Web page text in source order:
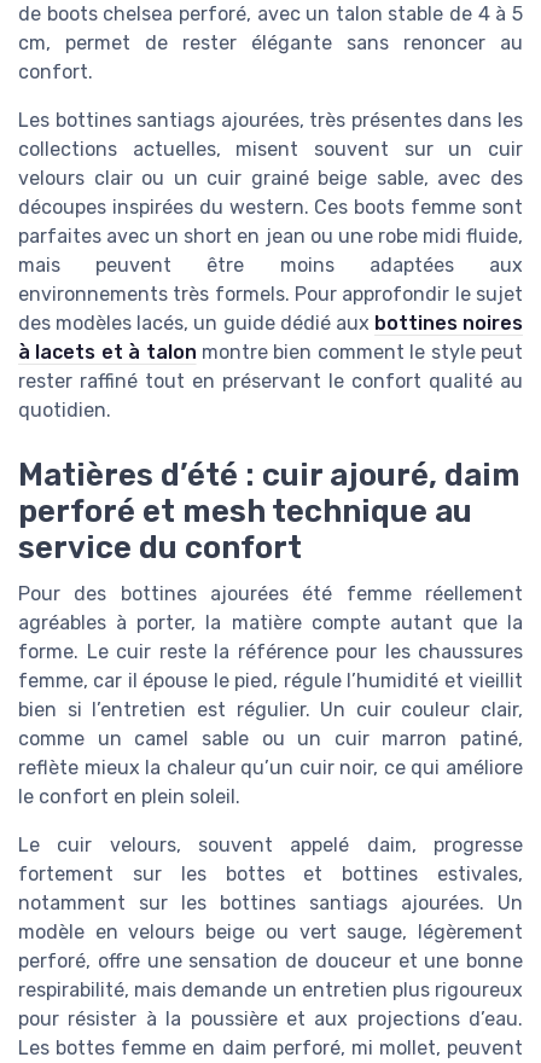
de boots chelsea perforé, avec un talon stable de 4 à 5
cm, permet de rester élégante sans renoncer au
confort.
Les bottines santiags ajourées, très présentes dans les
collections actuelles, misent souvent sur un cuir
velours clair ou un cuir grainé beige sable, avec des
découpes inspirées du western. Ces boots femme sont
parfaites avec un short en jean ou une robe midi fluide,
mais peuvent être moins adaptées aux
environnements très formels. Pour approfondir le sujet
des modèles lacés, un guide dédié aux bottines noires
à lacets et à talon montre bien comment le style peut
rester raffiné tout en préservant le confort qualité au
quotidien.
Matières d’été : cuir ajouré, daim
perforé et mesh technique au
service du confort
Pour des bottines ajourées été femme réellement
agréables à porter, la matière compte autant que la
forme. Le cuir reste la référence pour les chaussures
femme, car il épouse le pied, régule l’humidité et vieillit
bien si l’entretien est régulier. Un cuir couleur clair,
comme un camel sable ou un cuir marron patiné,
reflète mieux la chaleur qu’un cuir noir, ce qui améliore
le confort en plein soleil.
Le cuir velours, souvent appelé daim, progresse
fortement sur les bottes et bottines estivales,
notamment sur les bottines santiags ajourées. Un
modèle en velours beige ou vert sauge, légèrement
perforé, offre une sensation de douceur et une bonne
respirabilité, mais demande un entretien plus rigoureux
pour résister à la poussière et aux projections d’eau.
Les bottes femme en daim perforé, mi mollet, peuvent